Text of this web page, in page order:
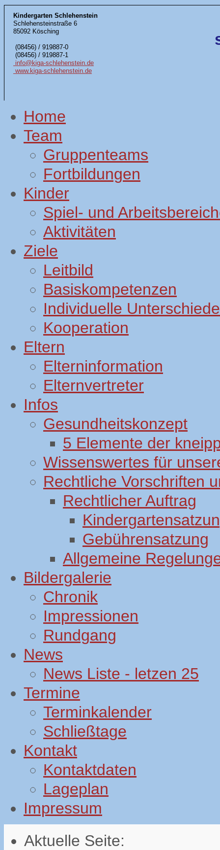
Kindergarten Schlehenstein
Schlehensteinstraße 6
85092 Kösching
(08456) / 919887-0
(08456) / 919887-1
info@kiga-schlehenstein.de
www.kiga-schlehenstein.de
Home
Team
Gruppenteams
Fortbildungen
Kinder
Spiel- und
Aktivitäten
Ziele
Leitbild
Basiskompetenzen
Individuelle Unterschiede
Kooperation
Eltern
Elterninformation
Elternvertreter
Infos
Gesundheitskonzept
5 Elemente der
Wissenswertes für
Rechtliche Vorschriften
Rechtlicher Auftrag
Gebührensatzung
Allgemeine
Bildergalerie
Chronik
Impressionen
Rundgang
News
News Liste - letzen 25
Termine
Terminkalender
Schließtage
Kontakt
Kontaktdaten
Lageplan
Impressum
Aktuelle Seite: